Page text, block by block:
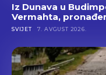
Iz Dunava u
Vermahta,
SVIJET 7. AVGUST 2026.